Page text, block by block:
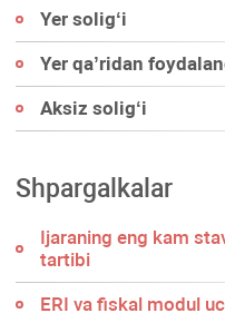
Yer soligʻi
Yer qa’ridan
Aksiz soligʻi
Shpargalkalar
Ijaraning eng kam
tartibi
ERI va fiskal modul